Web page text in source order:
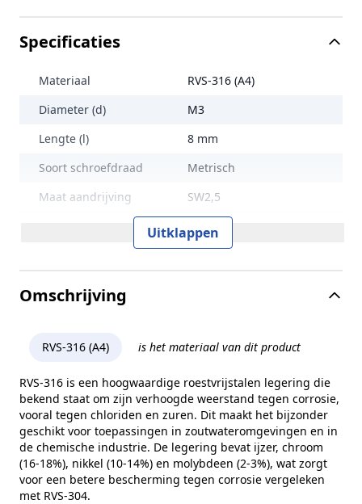
Specificaties
Materiaal
RVS-316 (A4)
Diameter (d)
M3
Lengte (l)
8 mm
Soort schroefdraad
Metrisch
Maat aandrijving
SW2,5
Kopvorm
Cilinderkop
Kophoogte (k)
3 mm
Kopdiameter (dk)
5,5 mm
Aandrijving
Binnenzeskant
Inhoud verpakking
1000 stuks
Uitklappen
Omschrijving
RVS-316 (A4) is het materiaal van dit product
RVS-316 is een hoogwaardige roestvrijstalen legering die
bekend staat om zijn verhoogde weerstand tegen corrosie,
vooral tegen chloriden en zuren. Dit maakt het bijzonder
geschikt voor toepassingen in zoutwateromgevingen en in
de chemische industrie. De legering bevat ijzer, chroom
(16-18%), nikkel (10-14%) en molybdeen (2-3%), wat zorgt
voor een betere bescherming tegen corrosie vergeleken
met RVS-304.